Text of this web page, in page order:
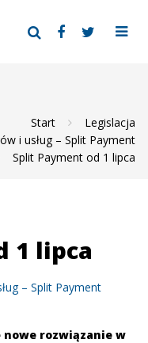
Start
Legislacja
i usług – Split Payment
Split Payment od 1 lipca
1 lipca
– Split Payment
nowe rozwiązanie w